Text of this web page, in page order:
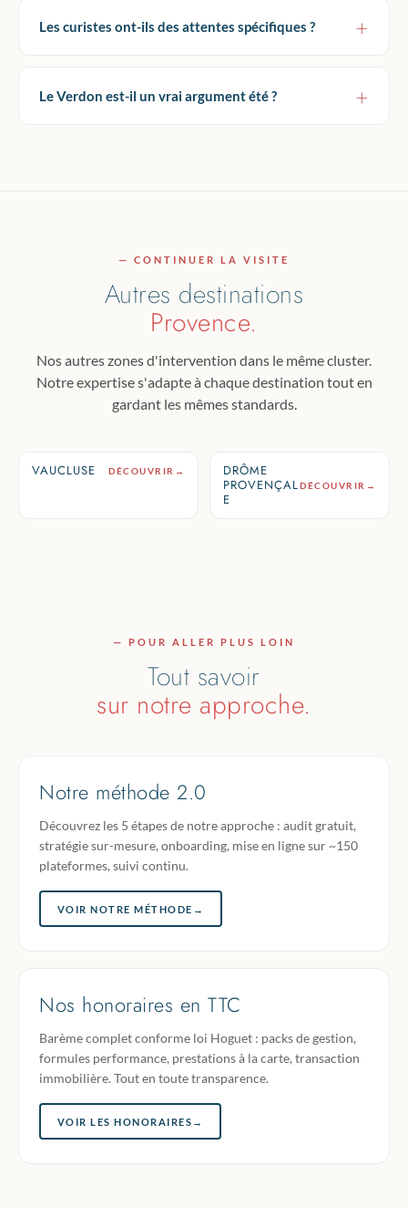
Les curistes ont-ils des attentes spécifiques ?
Le Verdon est-il un vrai argument été ?
— CONTINUER LA VISITE
Autres destinations
Provence.
Nos autres zones d'intervention dans le même cluster.
Notre expertise s'adapte à chaque destination tout en
gardant les mêmes standards.
VAUCLUSE DÉCOUVRIR →
DRÔME
PROVENÇAL
E
DÉCOUVRIR →
— POUR ALLER PLUS LOIN
Tout savoir
sur notre approche.
Notre méthode 2.0
Découvrez les 5 étapes de notre approche : audit gratuit,
stratégie sur-mesure, onboarding, mise en ligne sur ~150
plateformes, suivi continu.
VOIR NOTRE MÉTHODE →
Nos honoraires en TTC
Barème complet conforme loi Hoguet : packs de gestion,
formules performance, prestations à la carte, transaction
immobilière. Tout en toute transparence.
VOIR LES HONORAIRES →